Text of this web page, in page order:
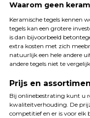
Waarom geen
Keramische tegels kennen
tegels kan een grotere
is dan bijvoorbeeld
extra kosten met zich
natuurlijk een hele andere
andere tegels niet te
Prijs en
Bij onlinebestrating kunt u
kwaliteitverhouding. De
competitief en er is voor elk